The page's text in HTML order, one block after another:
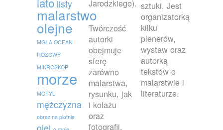
listy
malarstwo
olejne
MGŁA OCEAN
RÓŻOWY
MIKROSKOP
morze
MOTYL
mężczyzna
obraz na plotnie
Jarodzkiego).
Twórczość
autorki
obejmuje
sferę
zarówno
malarstwa,
rysunku, jak
i kolażu
oraz
fotografii.
sztuki. Jest
organizatorką
kilku
plenerów,
wystaw oraz
autorką
tekstów o
malarstwie i
literaturze.